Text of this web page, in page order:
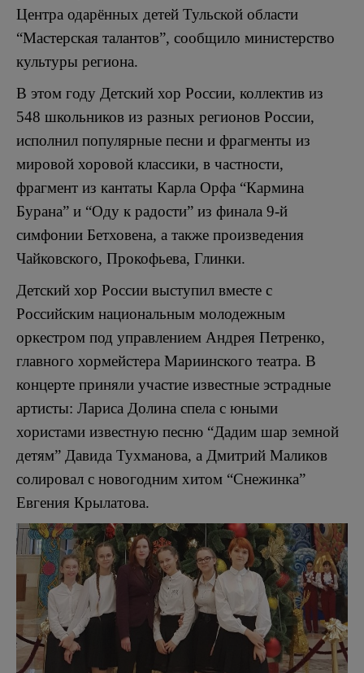
Центра одарённых детей Тульской области
“Мастерская талантов”, сообщило министерство
культуры региона.
В этом году Детский хор России, коллектив из
548 школьников из разных регионов России,
исполнил популярные песни и фрагменты из
мировой хоровой классики, в частности,
фрагмент из кантаты Карла Орфа “Кармина
Бурана” и “Оду к радости” из финала 9-й
симфонии Бетховена, а также произведения
Чайковского, Прокофьева, Глинки.
Детский хор России выступил вместе с
Российским национальным молодежным
оркестром под управлением Андрея Петренко,
главного хормейстера Мариинского театра. В
концерте приняли участие известные эстрадные
артисты: Лариса Долина спела с юными
хористами известную песню “Дадим шар земной
детям” Давида Тухманова, а Дмитрий Маликов
солировал с новогодним хитом “Снежинка”
Евгения Крылатова.